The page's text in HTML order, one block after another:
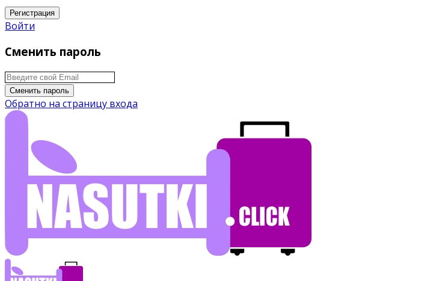
Регистрация
Войти
Сменить пароль
Сменить пароль
Обратно на страницу входа